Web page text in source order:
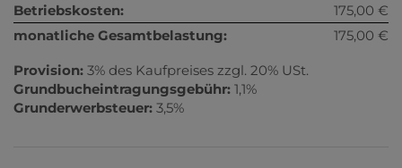
Betriebskosten:
175,00 €
monatliche Gesamtbelastung:
175,00 €
Provision: 3% des Kaufpreises zzgl. 20% USt.
Grundbucheintragungsgebühr: 1,1%
Grunderwerbsteuer: 3,5%